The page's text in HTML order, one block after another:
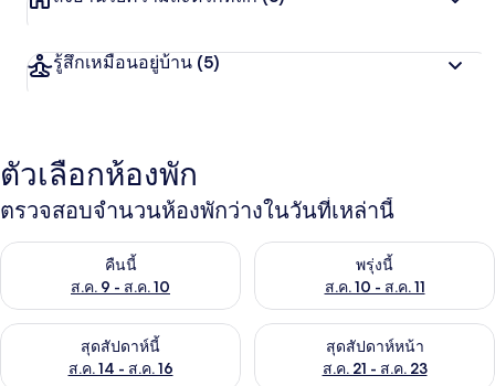
รู้สึกเหมือนอยู่บ้าน (5)
ตัวเลือกห้องพัก
ตรวจสอบจำนวนห้องพักว่างในวันที่เหล่านี้
คืนนี้
ส.ค. 9 - ส.ค. 10
ตรวจสอบจำนวนห้องพักว่างในคืนนี้ ส.ค. 9 - ส.ค. 10
พรุ่งนี้
ส.ค. 10 - ส.ค. 11
ตรวจสอบจำนวนห้องพักว่างใน
สุดสัปดาห์นี้
ส.ค. 14 - ส.ค. 16
ตรวจสอบจำนวนห้องพักว่างในสุดสัปดาห์นี้ ส.ค. 14 - ส.ค. 16
สุดสัปดาห์หน้า
ส.ค. 21 - ส.ค. 23
ตรวจสอบจำนวนห้องพักว่างใน